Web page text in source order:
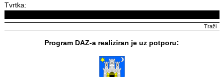
Tvrtka:
Program DAZ-a realiziran je uz potporu: